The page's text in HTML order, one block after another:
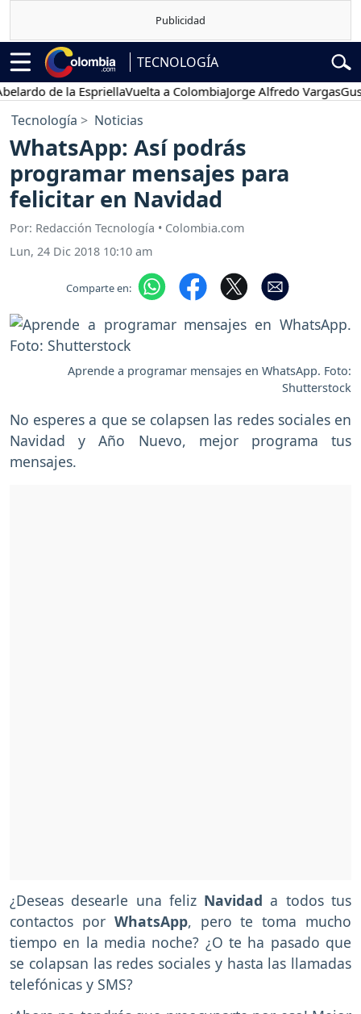
TECNOLOGÍA
de la EspriellaVuelta a ColombiaJorge Alfredo VargasGustavo
Tecnología Noticias
WhatsApp: Así podrás
programar mensajes para
felicitar en Navidad
Por: Redacción Tecnología • Colombia.com
Lun, 24 Dic 2018 10:10 am
Comparte en:
Aprende a programar mensajes en WhatsApp. Foto:
Shutterstock
No esperes a que se colapsen las redes sociales en
Navidad y Año Nuevo, mejor programa tus
mensajes.
¿Deseas desearle una feliz Navidad a todos tus
contactos por WhatsApp, pero te toma mucho
tiempo en la media noche? ¿O te ha pasado que
se colapsan las redes sociales y hasta las llamadas
telefónicas y SMS?